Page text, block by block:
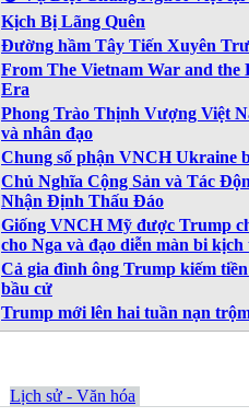
Kịch Bị Lãng Quên
Đường hầm Tây Tiến Xuyên
From The Vietnam War and the
Era
Phong Trào Thịnh Vượng Việt
và nhân đạo
Chung số phận VNCH Ukraine
Chủ Nghĩa Cộng Sản và Tác
Nhận Định Thấu Đáo
Giống VNCH Mỹ được Trump
cho Nga và đạo diễn màn bi
Cả gia đình ông Trump kiếm
bầu cử
Trump mới lên hai tuần nạn
Lịch sử - Văn hóa